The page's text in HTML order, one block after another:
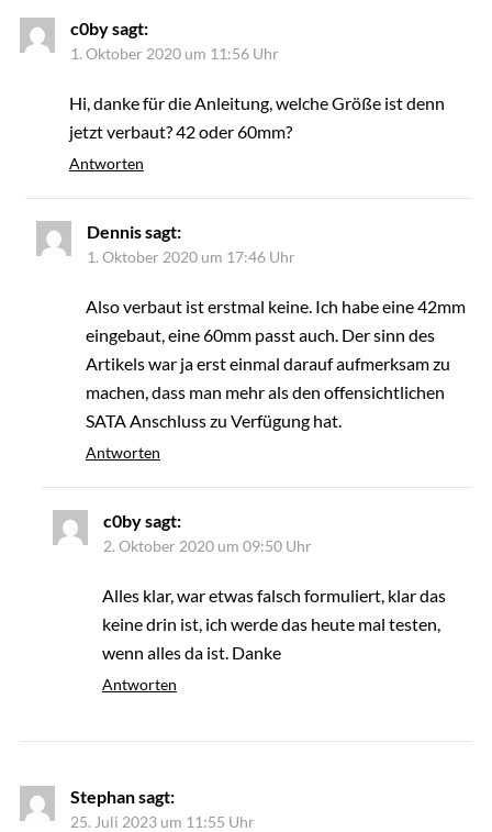
c0bysagt:
1. Oktober 2020 um 11:56 Uhr
Hi, danke für die Anleitung, welche Größe ist denn
jetzt verbaut? 42 oder 60mm?
Antworten
Dennissagt:
1. Oktober 2020 um 17:46 Uhr
Also verbaut ist erstmal keine. Ich habe eine 42mm
eingebaut, eine 60mm passt auch. Der sinn des
Artikels war ja erst einmal darauf aufmerksam zu
machen, dass man mehr als den offensichtlichen
SATA Anschluss zu Verfügung hat.
Antworten
c0bysagt:
2. Oktober 2020 um 09:50 Uhr
Alles klar, war etwas falsch formuliert, klar das
keine drin ist, ich werde das heute mal testen,
wenn alles da ist. Danke
Antworten
Stephansagt:
25. Juli 2023 um 11:55 Uhr